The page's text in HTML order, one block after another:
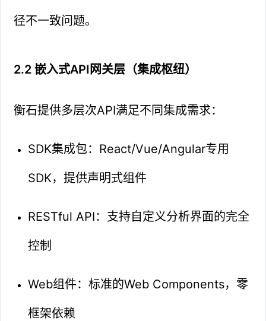
径不一致问题。
2.2 嵌入式API网关层（集成枢纽）
衡石提供多层次API满足不同集成需求：
SDK集成包：React/Vue/Angular专用
SDK，提供声明式组件
RESTful API：支持自定义分析界面的完全
控制
Web组件：标准的Web Components，零
框架依赖